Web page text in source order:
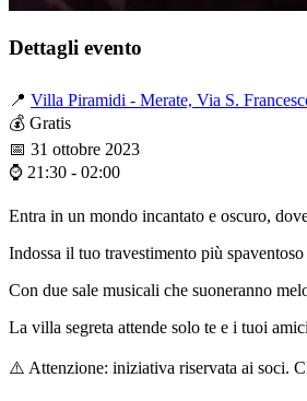
Dettagli evento
📍 Villa Piramidi - Merate, Via S.
💰 Gratis
📅 31 ottobre 2023
⌚ 21:30 - 02:00
Entra in un mondo incantato e oscuro,
Indossa il tuo travestimento più
Con due sale musicali che suoneranno
La villa segreta attende solo te e i tuoi
⚠️ Attenzione: iniziativa riservata ai soci.